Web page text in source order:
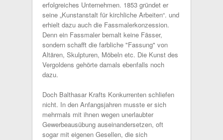
erfolgreiches Unternehmen. 1853 gründet er
seine „Kunstanstalt für kirchliche Arbeiten“. und
erhielt dazu auch die Fassmalerkonzession.
Denn ein Fassmaler bemalt keine Fässer,
sondern schafft die farbliche "Fassung" von
Altären, Skulpturen, Möbeln etc. Die Kunst des
Vergoldens gehörte damals ebenfalls noch
dazu.
Doch Balthasar Krafts Konkurrenten schliefen
nicht. In den Anfangsjahren musste er sich
mehrmals mit ihnen wegen unerlaubter
Gewerbeausübung auseinandersetzen, oft
sogar mit eigenen Gesellen, die sich